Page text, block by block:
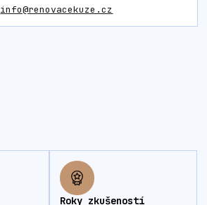
info@renovacekuze.cz
Roky zkušeností